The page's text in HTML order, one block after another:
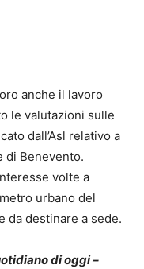
anche il lavoro
le valutazioni sulle
dall’Asl relativo a
di Benevento.
volte a
urbano del
da destinare a sede.
di oggi –